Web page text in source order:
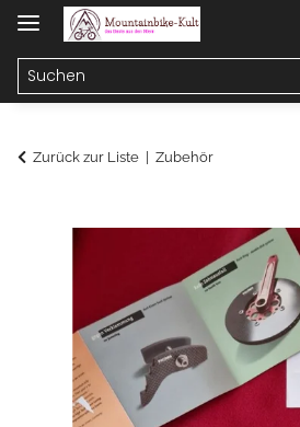
Zurück zur Liste Zubehör